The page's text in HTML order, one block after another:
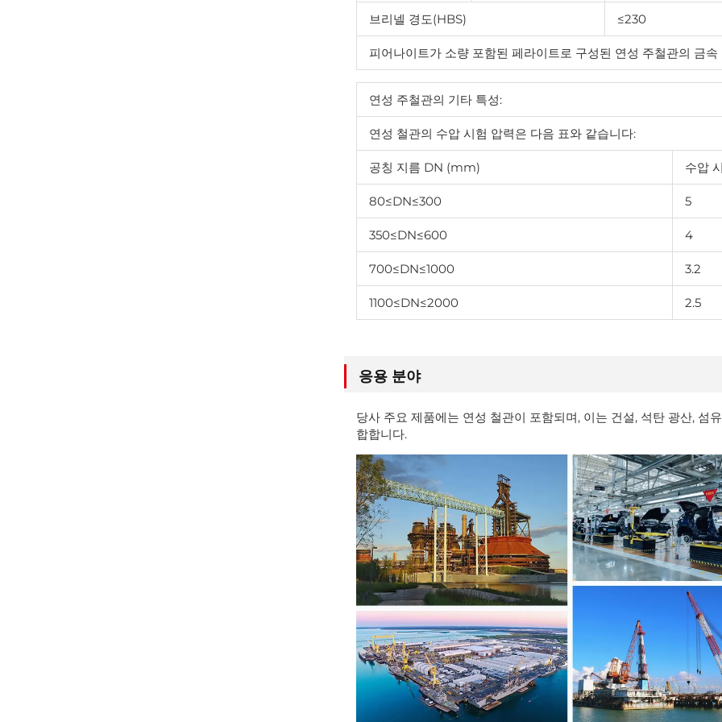
브리넬 경도(HBS) ≤230
피어나이트가 소량 포함된 페라이트로 구성된 연성 주철관의 금
연성 주철관의 기타 특성:
연성 철관의 수압 시험 압력은 다음 표와 같습니다:
공칭 지름 DN (mm) 수압
80≤DN≤300 5
350≤DN≤600 4
700≤DN≤1000 3.2
1100≤DN≤2000 2.5
응용 분야
당사 주요 제품에는 연성 철관이 포함되며, 이는 건설, 석탄 광산, 섬
합합니다.